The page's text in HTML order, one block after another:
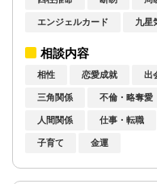
エンジェルカード 九星
相談内容
相性 恋愛成就 出
三角関係 不倫・略奪愛
人間関係 仕事・転職
子育て 金運